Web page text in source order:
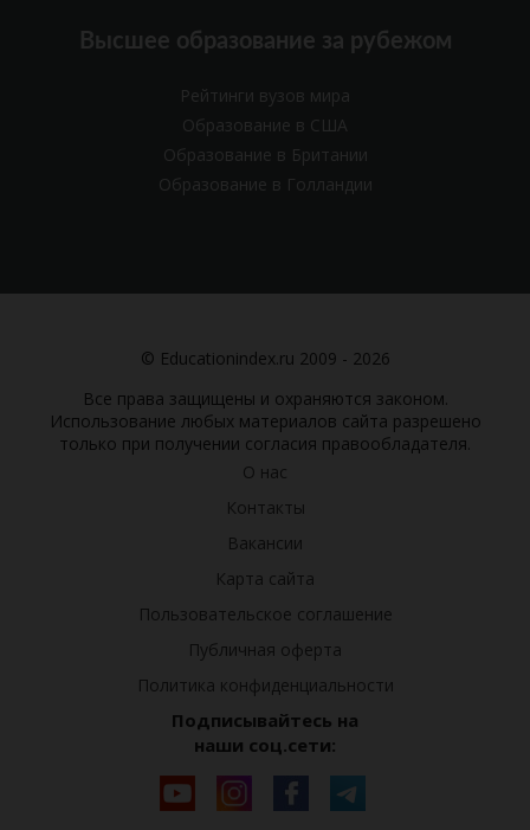
Высшее образование за рубежом
Рейтинги вузов мира
Образование в США
Образование в Британии
Образование в Голландии
© Educationindex.ru 2009 - 2026
Все права защищены и охраняются законом.
Использование любых материалов сайта разрешено
только при получении согласия правообладателя.
О нас
Контакты
Вакансии
Карта сайта
Пользовательское соглашение
Публичная оферта
Политика конфиденциальности
Подписывайтесь на
наши соц.сети: